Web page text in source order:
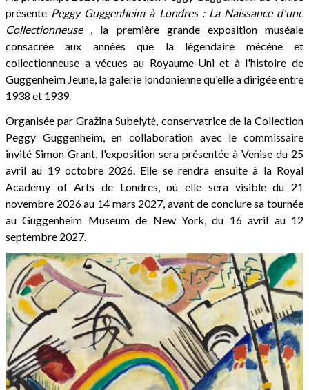
présente Peggy Guggenheim à Londres : La Naissance d'une
Collectionneuse, la première grande exposition muséale
consacrée aux années que la légendaire mécène et
collectionneuse a vécues au Royaume-Uni et à l'histoire de
Guggenheim Jeune, la galerie londonienne qu'elle a dirigée entre
1938 et 1939.
Organisée par Gražina Subelytė, conservatrice de la Collection
Peggy Guggenheim, en collaboration avec le commissaire
invité Simon Grant, l'exposition sera présentée à Venise du 25
avril au 19 octobre 2026. Elle se rendra ensuite à la Royal
Academy of Arts de Londres, où elle sera visible du 21
novembre 2026 au 14 mars 2027, avant de conclure sa tournée
au Guggenheim Museum de New York, du 16 avril au 12
septembre 2027.